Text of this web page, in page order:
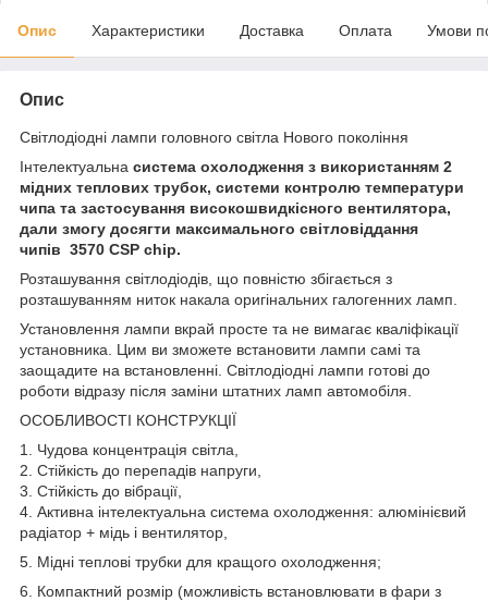
Опис Характеристики Доставка Оплата Умови
Опис
Світлодіодні лампи головного світла Нового покоління
Інтелектуальна система охолодження з використанням 2
мідних теплових трубок, системи контролю температури
чипа та застосування високошвидкісного вентилятора,
дали змогу досягти максимального світловіддання
чипів 3570 CSP chip.
Розташування світлодіодів, що повністю збігається з
розташуванням ниток накала оригінальних галогенних ламп.
Установлення лампи вкрай просте та не вимагає кваліфікації
установника. Цим ви зможете встановити лампи самі та
заощадите на встановленні. Світлодіодні лампи готові до
роботи відразу після заміни штатних ламп автомобіля.
ОСОБЛИВОСТІ КОНСТРУКЦІЇ
1. Чудова концентрація світла,
2. Стійкість до перепадів напруги,
3. Стійкість до вібрації,
4. Активна інтелектуальна система охолодження: алюмінієвий
радіатор + мідь і вентилятор,
5. Мідні теплові трубки для кращого охолодження;
6. Компактний розмір (можливість встановлювати в фари з